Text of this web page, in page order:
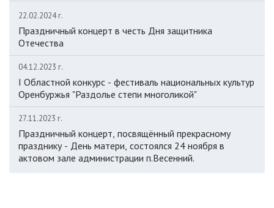
22.02.2024 г.
Праздничный концерт в честь Дня защитника
Отечества
04.12.2023 г.
I Областной конкурс - фестиваль национальных культур
Оренбуржья "Раздолье степи многоликой"
27.11.2023 г.
Праздничный концерт, посвящённый прекрасному
празднику - День матери, состоялся 24 ноября в
актовом зале администрации п.Весенний.